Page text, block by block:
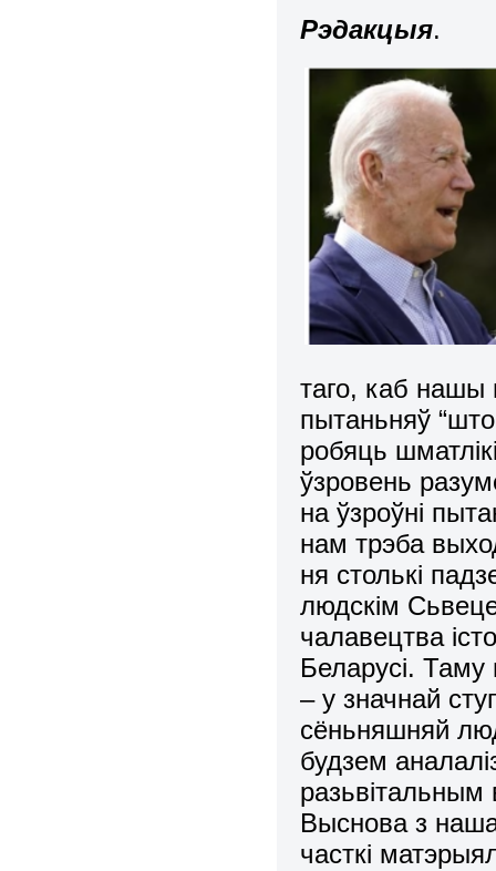
Рэдакцыя.
таго, каб нашы
пытаньняў
робяць
ўзровень
на ўзроўні
нам трэба
ня столькі
людскім
чалавецтва
Беларусі.
– у значнай
сёньняшняй
будзем
Выснова з
часткі